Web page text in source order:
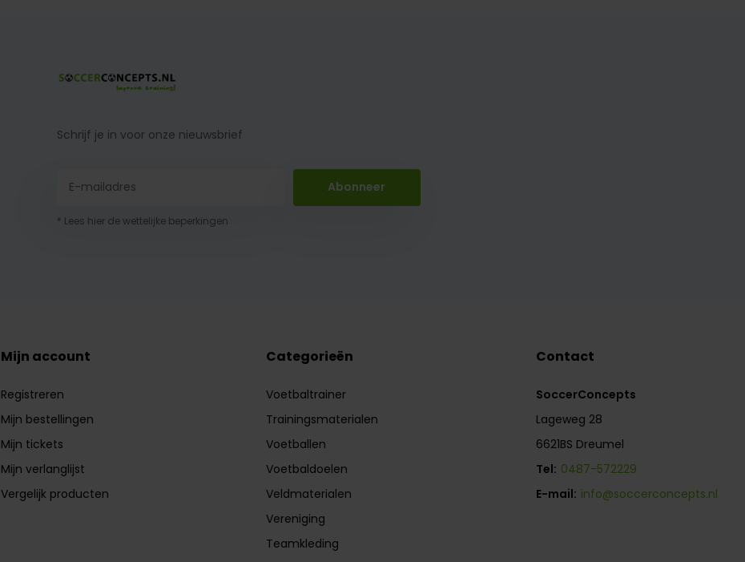
Schrijf je in voor onze nieuwsbrief
Abonneer
* Lees hier de wettelijke beperkingen
Mijn account
Registreren
Mijn bestellingen
Mijn tickets
Mijn verlanglijst
Vergelijk producten
Categorieën
Voetbaltrainer
Trainingsmaterialen
Voetballen
Voetbaldoelen
Veldmaterialen
Vereniging
Teamkleding
Contact
SoccerConcepts
Lageweg 28
6621BS Dreumel
Tel: 0487-572229
E-mail: info@soccerconcepts.nl